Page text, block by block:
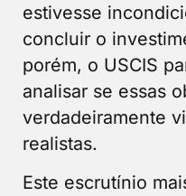
estivesse
concluir o
porém, o USCIS
analisar se essas
verdadeiramente
realistas.
Este escrutínio